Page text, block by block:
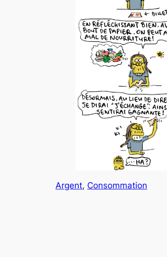
Argent, Consommation